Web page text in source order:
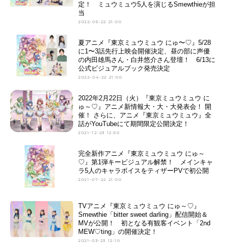
定！ ミュウミュウ5人を演じるSmewthieが担
当
2022-05-22 21:00
夏アニメ『東京ミュウミュウ にゅ〜♡』5/28
に1〜3話先行上映会開催決定、昼の部に声優
の内田雄馬さん・白井悠介さん登壇！ 6/13に
公式ビジュアルブック発売決定
2022-04-22 21:00
2022年2月22日（火）『東京ミュウミュウ に
ゅ～♡』アニメ新情報大・大・大発表会！ 開
催！ さらに、アニメ『東京ミュウミュウ』全
話がYouTubeにて期間限定公開決定！
2021-12-23 12:50
完全新作アニメ『東京ミュウミュウ にゅ～
♡』第1弾キービジュアル解禁！ メインキャ
ラ5人のキャラボイスをティザーPVで初公開
2021-07-22 21:00
TVアニメ『東京ミュウミュウ にゅ～♡』
Smewthie「bitter sweet darling」配信開始＆
MVが公開！ 初となる有観客イベント「2nd
MEW♡ting」の開催決定！
2021-03-23 12:10